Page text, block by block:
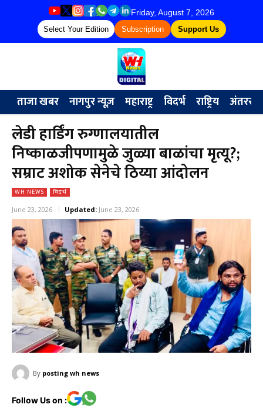
Friday, August 7, 2026
Select Your Edition Subscription Support Us
ताजा खबर नागपुर न्यूज़ महाराष्ट्र विदर्भ राष्ट्रिय
लेडी हार्डिंग रुग्णालयातील
निष्काळजीपणामुळे जुळ्या बाळांचा मृत्यू?;
सम्राट अशोक सेनेचे ठिय्या आंदोलन
WH NEWS विदर्भ
June 23, 2026 Updated: June 23, 2026
By posting wh news
Follow Us on :